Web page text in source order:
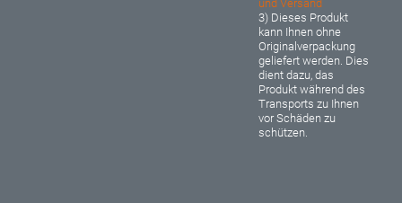
und Versand
3) Dieses Produkt
kann Ihnen ohne
Originalverpackung
geliefert werden. Dies
dient dazu, das
Produkt während des
Transports zu Ihnen
vor Schäden zu
schützen.